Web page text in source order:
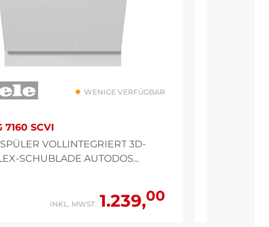
WENIGE VERFÜGBAR
7160 SCVI
VOLLINTEGRIERT 3D-
SCHUBLADE AUTODOS...
INKL. MWST. 1.239,00